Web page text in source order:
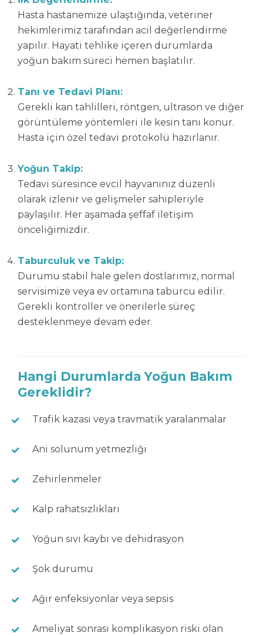
Hasta hastanemize ulaştığında, veteriner
hekimlerimiz tarafından acil değerlendirme
yapılır. Hayati tehlike içeren durumlarda
yoğun bakım süreci hemen başlatılır.
Tanı ve Tedavi Planı:
Gerekli kan tahlilleri, röntgen, ultrason ve diğer
görüntüleme yöntemleri ile kesin tanı konur.
Hasta için özel tedavi protokolü hazırlanır.
Yoğun Takip:
Tedavi süresince evcil hayvanınız düzenli
olarak izlenir ve gelişmeler sahipleriyle
paylaşılır. Her aşamada şeffaf iletişim
önceliğimizdir.
Taburculuk ve Takip:
Durumu stabil hale gelen dostlarımız, normal
servisimize veya ev ortamına taburcu edilir.
Gerekli kontroller ve önerilerle süreç
desteklenmeye devam eder.
Hangi Durumlarda Yoğun Bakım
Gereklidir?
Trafik kazası veya travmatik yaralanmalar
Ani solunum yetmezliği
Zehirlenmeler
Kalp rahatsızlıkları
Yoğun sıvı kaybı ve dehidrasyon
Şok durumu
Ağır enfeksiyonlar veya sepsis
Ameliyat sonrası komplikasyon riski olan